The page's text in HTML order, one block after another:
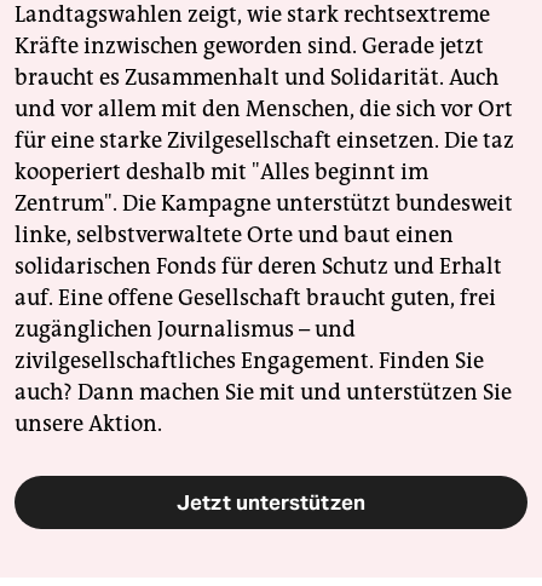
Landtagswahlen zeigt, wie stark rechtsextreme
Kräfte inzwischen geworden sind. Gerade jetzt
braucht es Zusammenhalt und Solidarität. Auch
und vor allem mit den Menschen, die sich vor Ort
für eine starke Zivilgesellschaft einsetzen. Die taz
kooperiert deshalb mit "Alles beginnt im
Zentrum". Die Kampagne unterstützt bundesweit
linke, selbstverwaltete Orte und baut einen
solidarischen Fonds für deren Schutz und Erhalt
auf. Eine offene Gesellschaft braucht guten, frei
zugänglichen Journalismus – und
zivilgesellschaftliches Engagement. Finden Sie
auch? Dann machen Sie mit und unterstützen Sie
unsere Aktion.
Jetzt unterstützen